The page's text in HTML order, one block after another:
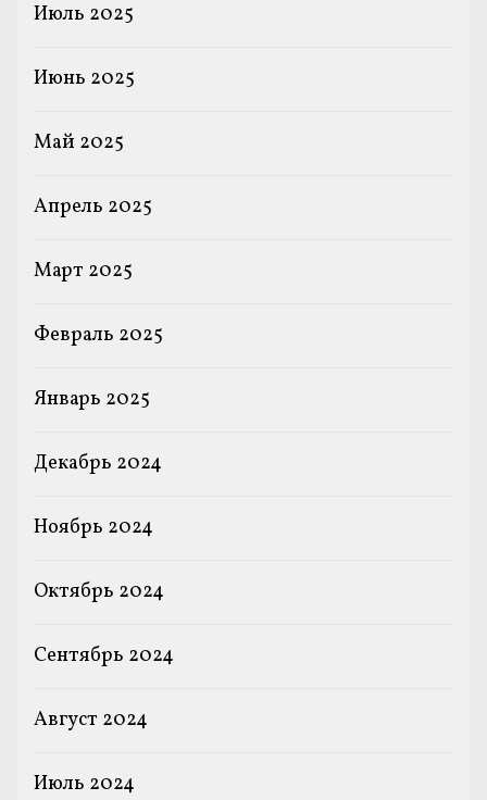
Июль 2025
Июнь 2025
Май 2025
Апрель 2025
Март 2025
Февраль 2025
Январь 2025
Декабрь 2024
Ноябрь 2024
Октябрь 2024
Сентябрь 2024
Август 2024
Июль 2024